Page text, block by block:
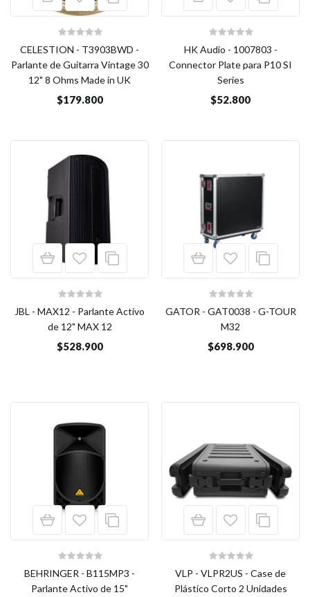
CELESTION - T3903BWD -
Parlante de Guitarra Vintage 30
12" 8 Ohms Made in UK
$179.800
HK Audio - 1007803 -
Connector Plate para P10 SI
Series
$52.800
JBL - MAX12 - Parlante Activo
de 12" MAX 12
$528.900
GATOR - GAT0038 - G-TOUR
M32
$698.900
BEHRINGER - B115MP3 -
Parlante Activo de 15"
VLP - VLPR2US - Case de
Plástico Corto 2 Unidades